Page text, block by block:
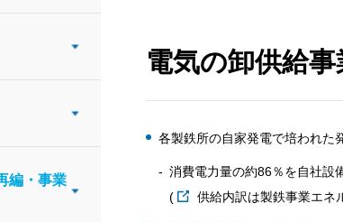
編・事業
電気の卸供給
各製鉄所の自家発電で培われた
消費電力量の約86％を自社設
(
供給内訳は製鉄事業エネ